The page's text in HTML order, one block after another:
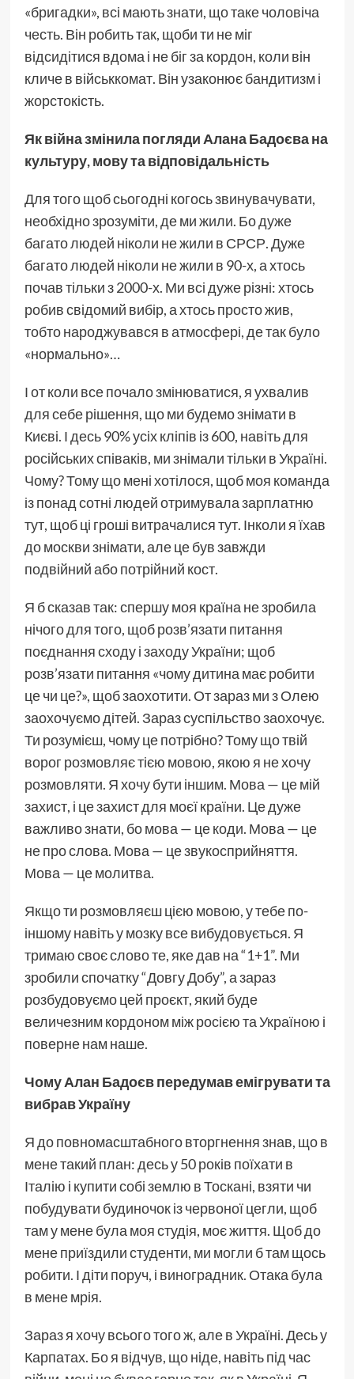
«бригадки», всі мають знати, що таке чоловіча
честь. Він робить так, щоби ти не міг
відсидітися вдома і не біг за кордон, коли він
кличе в військкомат. Він узаконює бандитизм і
жорстокість.
Як війна змінила погляди Алана Бадоєва на
культуру, мову та відповідальність
Для того щоб сьогодні когось звинувачувати,
необхідно зрозуміти, де ми жили. Бо дуже
багато людей ніколи не жили в СРСР. Дуже
багато людей ніколи не жили в 90-х, а хтось
почав тільки з 2000-х. Ми всі дуже різні: хтось
робив свідомий вибір, а хтось просто жив,
тобто народжувався в атмосфері, де так було
«нормально»…
І от коли все почало змінюватися, я ухвалив
для себе рішення, що ми будемо знімати в
Києві. І десь 90% усіх кліпів із 600, навіть для
російських співаків, ми знімали тільки в Україні.
Чому? Тому що мені хотілося, щоб моя команда
із понад сотні людей отримувала зарплатню
тут, щоб ці гроші витрачалися тут. Інколи я їхав
до москви знімати, але це був завжди
подвійний або потрійний кост.
Я б сказав так: спершу моя країна не зробила
нічого для того, щоб розв’язати питання
поєднання сходу і заходу України; щоб
розв’язати питання «чому дитина має робити
це чи це?», щоб заохотити. От зараз ми з Олею
заохочуємо дітей. Зараз суспільство заохочує.
Ти розумієш, чому це потрібно? Тому що твій
ворог розмовляє тією мовою, якою я не хочу
розмовляти. Я хочу бути іншим. Мова — це мій
захист, і це захист для моєї країни. Це дуже
важливо знати, бо мова — це коди. Мова — це
не про слова. Мова — це звукосприйняття.
Мова — це молитва.
Якщо ти розмовляєш цією мовою, у тебе по-
іншому навіть у мозку все вибудовується. Я
тримаю своє слово те, яке дав на “1+1”. Ми
зробили спочатку “Довгу Добу”, а зараз
розбудовуємо цей проєкт, який буде
величезним кордоном між росією та Україною і
поверне нам наше.
Чому Алан Бадоєв передумав емігрувати та
вибрав Україну
Я до повномасштабного вторгнення знав, що в
мене такий план: десь у 50 років поїхати в
Італію і купити собі землю в Тоскані, взяти чи
побудувати будиночок із червоної цегли, щоб
там у мене була моя студія, моє життя. Щоб до
мене приїздили студенти, ми могли б там щось
робити. І діти поруч, і виноградник. Отака була
в мене мрія.
Зараз я хочу всього того ж, але в Україні. Десь у
Карпатах. Бо я відчув, що ніде, навіть під час